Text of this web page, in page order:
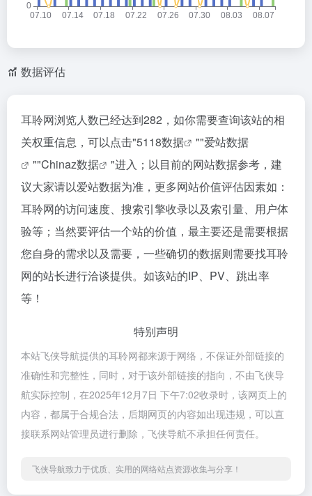
数据评估
耳聆网浏览人数已经达到282，如你需要查询该站的相
关权重信息，可以点击"5118数据 ""爱站数据
""Chinaz数据
"进入；以目前的网站数据参考，建
议大家请以爱站数据为准，更多网站价值评估因素如：
耳聆网的访问速度、搜索引擎收录以及索引量、用户体
验等；当然要评估一个站的价值，最主要还是需要根据
您自身的需求以及需要，一些确切的数据则需要找耳聆
网的站长进行洽谈提供。如该站的IP、PV、跳出率
等！
特别声明
本站飞侠导航提供的耳聆网都来源于网络，不保证外部链接的
准确性和完整性，同时，对于该外部链接的指向，不由飞侠导
航实际控制，在2025年12月7日 下午7:02收录时，该网页上的
内容，都属于合规合法，后期网页的内容如出现违规，可以直
接联系网站管理员进行删除，飞侠导航不承担任何责任。
飞侠导航致力于优质、实用的网络站点资源收集与分享！